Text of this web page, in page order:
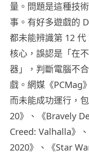
量。問題是這種技
事。有好多遊戲的
都未能辨識第 12
核心，誤認是「在
器」，判斷電腦不
戲。網媒《PCMag
而未能成功運行，
20》、《Bravely
Creed: Valhalla》
2020》、《Star